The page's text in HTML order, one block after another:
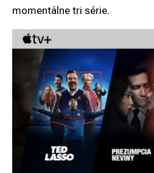
momentálne tri série.